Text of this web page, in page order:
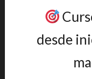
desde